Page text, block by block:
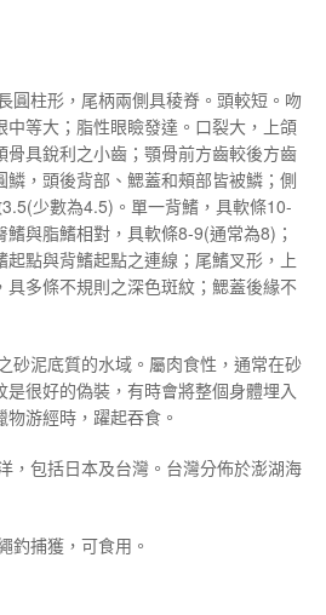
圓柱形，尾柄兩側具稜脊。頭較短。吻
中等大；脂性眼瞼發達。口裂大，上頜
骨具銳利之小齒；顎骨前方齒較後方齒
，頭後背部、鰓蓋和頰部皆被鱗；側
少數為4.5)。單一背鰭，具軟條10-
與脂鰭相對，具軟條8-9(通常為8)；
點與背鰭起點之連線；尾鰭叉形，上
多條不規則之深色斑紋；鰓蓋後緣不
砂泥底質的水域。屬肉食性，通常在砂
很好的偽裝，有時會將整個身體埋入
游經時，躍起吞食。
，包括日本及台灣。台灣分佈於澎湖海
釣捕獲，可食用。